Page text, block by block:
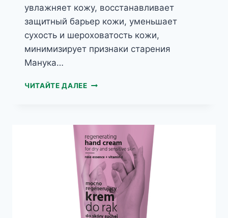
увлажняет кожу, восстанавливает
защитный барьер кожи, уменьшает
сухость и шероховатость кожи,
минимизирует признаки старения
Манука…
ЧИТАЙТЕ ДАЛЕЕBIOMEA
РУК
С
МЕДОМ
МАНУКА